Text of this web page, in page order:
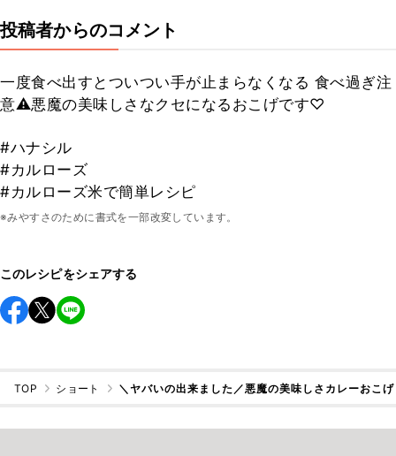
投稿者からのコメント
一度食べ出すとついつい手が止まらなくなる 食べ過ぎ注
意⚠️悪魔の美味しさなクセになるおこげです♡
#ハナシル
#カルローズ
#カルローズ米で簡単レシピ
※みやすさのために書式を一部改変しています。
このレシピをシェアする
TOP ショート ＼ヤバいの出来ました／悪魔の美味しさカレーおこげ